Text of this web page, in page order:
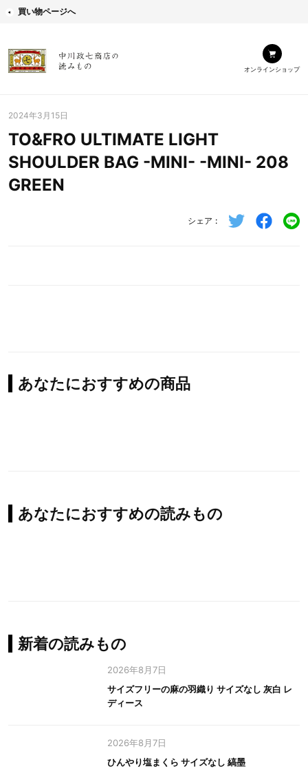
買い物ページへ
オンラインショップ
2024年3月15日
TO&FRO ULTIMATE LIGHT
SHOULDER BAG -MINI- -MINI- 208
GREEN
シェア
あなたにおすすめの商品
あなたにおすすめの読みもの
新着の読みもの
2026年8月7日
サイズフリーの麻の羽織り サイズなし 灰白 レ
ディース
2026年8月7日
ひんやり塩まくら サイズなし 縞墨